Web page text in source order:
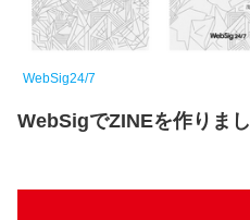
WebSig24/7
WebSigでZINEを作りまし